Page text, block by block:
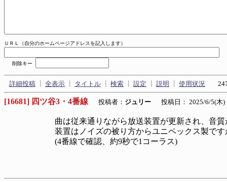
ＵＲＬ（自分のホームページアドレスを記入します）
削除キー
詳細投稿 全表示 タイトル 検索 設定 説明 使用状況
[16681] 四ツ谷3・4番線 投稿者： ジュリー 投稿日： 2025/6/5(木)
曲は従来通りながら放送装置が更新され、音
装置はノイズの被り方からユニペックス製で
(4番線で確認、約9秒で1コーラス)